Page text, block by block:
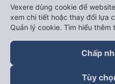
Vexere dùng cookie để
xem chi tiết hoặc thay đổi lựa
Quản lý cookie. Tìm hiểu thêm
Chấp
Tùy